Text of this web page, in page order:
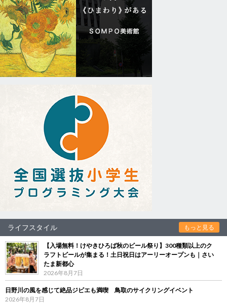
ライフスタイル もっと見る
【入場無料！けやきひろば秋のビール祭り】300種類以上のク
ラフトビールが集まる！土日祝日はアーリーオープンも｜さい
たま新都心
2026年8月7日
日野川の風を感じて絶品ジビエも満喫 鳥取のサイクリングイベント
2026年8月7日